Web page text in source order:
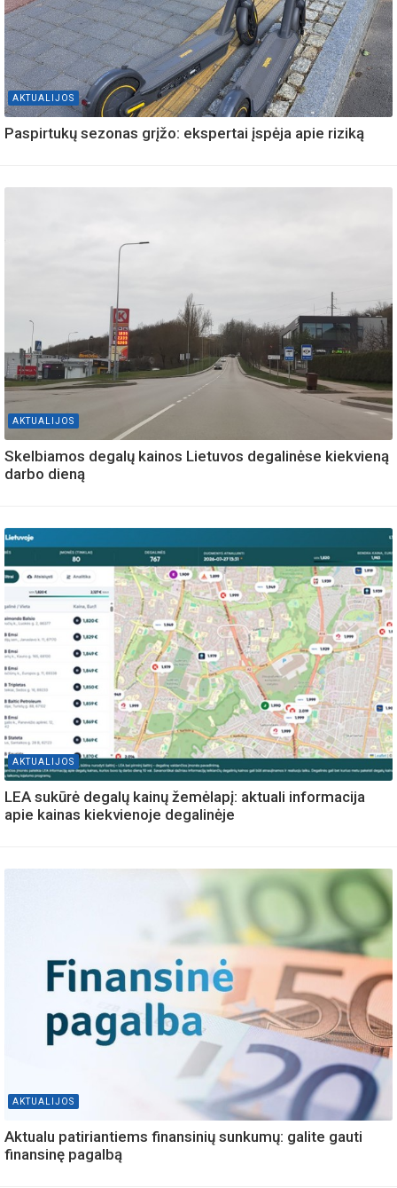
AKTUALIJOS
Paspirtukų sezonas grįžo: ekspertai įspėja apie riziką
AKTUALIJOS
Skelbiamos degalų kainos Lietuvos degalinėse kiekvieną
darbo dieną
AKTUALIJOS
LEA sukūrė degalų kainų žemėlapį: aktuali informacija
apie kainas kiekvienoje degalinėje
AKTUALIJOS
Aktualu patiriantiems finansinių sunkumų: galite gauti
finansinę pagalbą